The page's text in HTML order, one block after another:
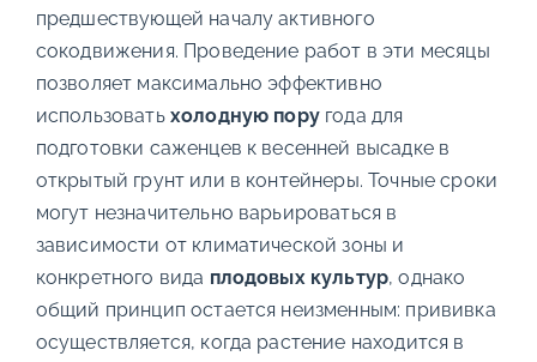
предшествующей началу активного
сокодвижения. Проведение работ в эти месяцы
позволяет максимально эффективно
использовать холодную поругода для
подготовки саженцев к весенней высадке в
открытый грунт или в контейнеры. Точные сроки
могут незначительно варьироваться в
зависимости от климатической зоны и
конкретного вида плодовых культур, однако
общий принцип остается неизменным: прививка
осуществляется, когда растение находится в